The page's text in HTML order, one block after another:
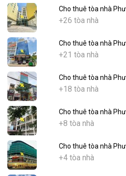
Cho thuê tòa nhà
+26 tòa nhà
Cho thuê tòa nhà
+21 tòa nhà
Cho thuê tòa nhà
+18 tòa nhà
Cho thuê tòa nhà
+8 tòa nhà
Cho thuê tòa nhà
+4 tòa nhà